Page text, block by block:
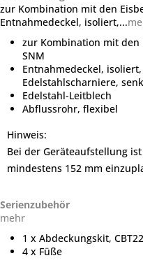
zur Kombination mit den
Entnahmedeckel, isoliert,...
zur Kombination mit den
SNM
Entnahmedeckel,
Edelstahlscharniere,
Edelstahl-Leitblech
Abflussrohr, flexibel
Hinweis:
Bei der Geräteaufstellung
mindestens 152 mm
Serienzubehör
mehr
1 x Abdeckungskit,
4 x Füße